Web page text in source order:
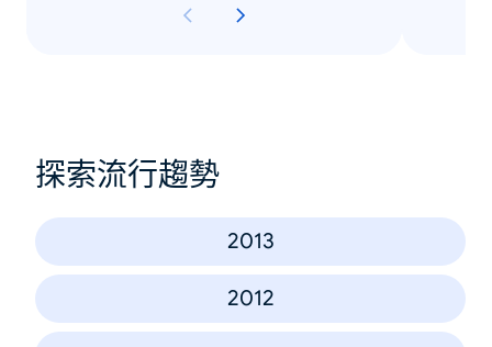
探索流行趨勢
2013
2012